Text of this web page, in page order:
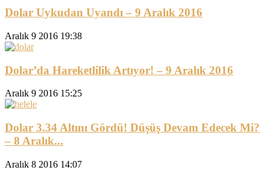
Dolar Uykudan Uyandı – 9 Aralık 2016
Aralık 9 2016 19:38
Dolar’da Hareketlilik Artıyor! – 9 Aralık 2016
Aralık 9 2016 15:25
Dolar 3.34 Altını Gördü! Düşüş Devam Edecek Mi?
– 8 Aralık...
Aralık 8 2016 14:07